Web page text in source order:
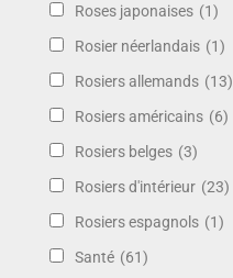
Roses japonaises (1)
Rosier néerlandais (1)
Rosiers allemands (13)
Rosiers américains (6)
Rosiers belges (3)
Rosiers d'intérieur (23)
Rosiers espagnols (1)
Santé (61)